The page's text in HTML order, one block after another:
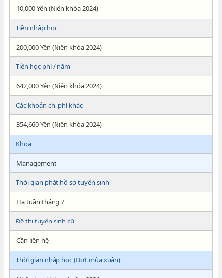
10,000 Yên (Niên khóa 2024)
Tiền nhập học
200,000 Yên (Niên khóa 2024)
Tiền học phí / năm
642,000 Yên (Niên khóa 2024)
Các khoản chi phí khác
354,660 Yên (Niên khóa 2024)
Khoa
Management
Thời gian phát hồ sơ tuyển sinh
Hạ tuần tháng 7
Đề thi tuyển sinh cũ
Cần liên hệ
Thời gian nhập học (Đợt mùa xuân)